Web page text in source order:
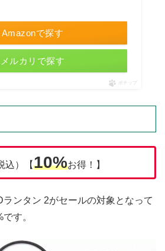
Amazonで探す
メルカリで探す
ポチップ
込）【10%お得！】
ランタン 2がセールの対象となって
す。